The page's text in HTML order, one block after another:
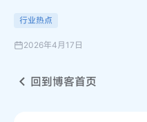
行业热点
2026年4月17日
回到博客首页